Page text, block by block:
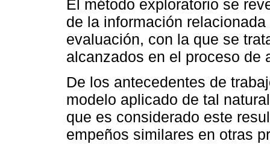
El método exploratorio se
de la información
evaluación, con la que se
alcanzados en el proceso de
De los antecedentes de
modelo aplicado de tal
que es considerado este
empeños similares en otras